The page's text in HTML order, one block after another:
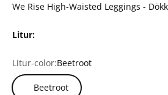
We Rise High-Waisted Leggings -
Litur:
Litur-color:Beetroot
Beetroot